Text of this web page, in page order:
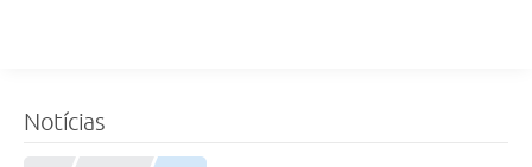
Notícias